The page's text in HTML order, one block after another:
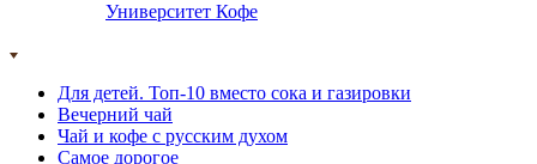
Университет Кофе
Для детей. Топ-10 вместо сока и газировки
Вечерний чай
Чай и кофе с русским духом
Самое дорогое